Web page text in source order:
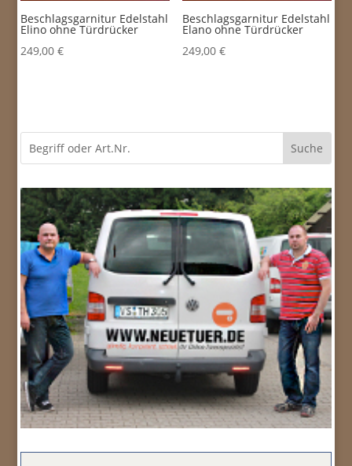
Beschlagsgarnitur Edelstahl
Elino ohne Türdrücker
249,00€
Beschlagsgarnitur Edelstahl
Elano ohne Türdrücker
249,00 €